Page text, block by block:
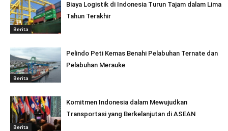
Berita
Biaya Logistik di Indonesia Turun Tajam dalam Lima
Tahun Terakhir
Berita
Pelindo Peti Kemas Benahi Pelabuhan Ternate dan
Pelabuhan Merauke
Berita
Komitmen Indonesia dalam Mewujudkan
Transportasi yang Berkelanjutan di ASEAN